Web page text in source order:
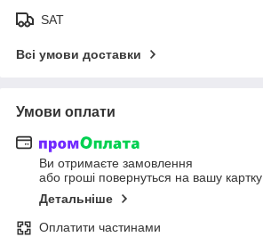
SAT
Всі умови доставки
Умови оплати
Ви отримаєте замовлення
або гроші повернуться на вашу картку
Детальніше
Оплатити частинами